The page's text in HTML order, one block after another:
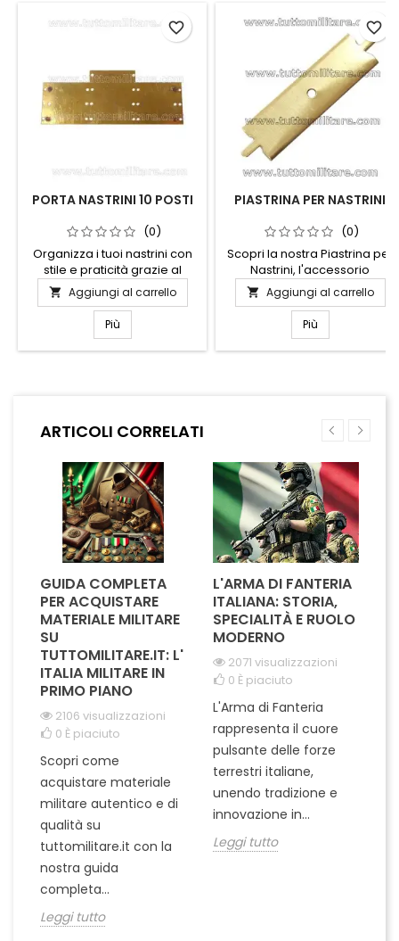
PORTA NASTRINI 10 POSTI
(0)
Organizza i tuoi nastrini con
stile e praticità grazie al
"Porta Nastrini 10 Posti".
Questo elegante accessorio
è progettato per tenere in
ordine fino a dieci nastrini,
rendendo facile trovare
perfettamente a qualsiasi
creativo...
 Aggiungi al carrello
Più
favorite_border
PIASTRINA PER NASTRINI
(0)
Scopri la nostra Piastrina per
Nastrini, l'accessorio
indispensabile per
organizzare e personalizzare
i tuoi nastrini con stile.
Realizzata con materiali di
alta qualità, questa piastrina
tempo. Il suo design elegante
tenere i nastrini sempre in
 Aggiungi al carrello
Più
favorite_border
ARTICOLI CORRELATI
GUIDA COMPLETA
PER ACQUISTARE
MATERIALE MILITARE
SU
TUTTOMILITARE.IT: L'
ITALIA MILITARE IN
PRIMO PIANO
2106 visualizzazioni
0 È piaciuto
Scopri come
acquistare materiale
militare autentico e di
qualità su
tuttomilitare.it con la
nostra guida
completa...
Leggi tutto
L'ARMA DI FANTERIA
ITALIANA: STORIA,
SPECIALITÀ E RUOLO
MODERNO
2071 visualizzazioni
0 È piaciuto
L'Arma di Fanteria
rappresenta il cuore
pulsante delle forze
terrestri italiane,
unendo tradizione e
innovazione in...
Leggi tutto